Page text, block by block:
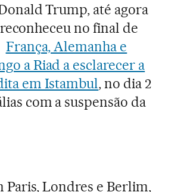
Trump, até agora
no final de
França, Alemanha e
a Riad a esclarecer a
em Istambul, no dia 2
com a suspensão da
Paris, Londres e Berlim,